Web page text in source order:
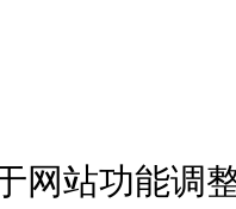
网站功能调